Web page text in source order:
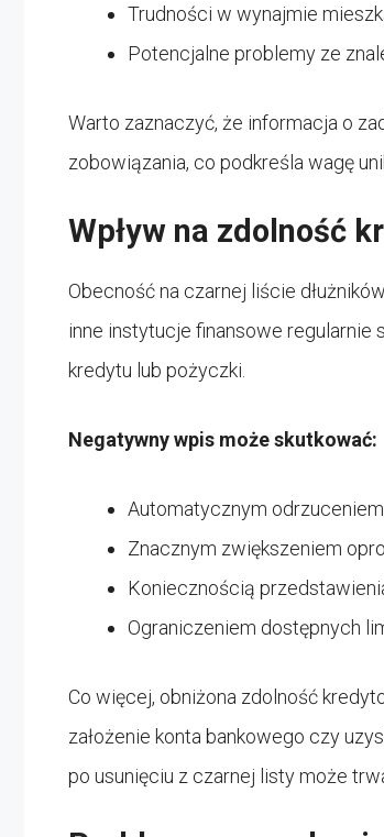
Trudności w wynajmie
Potencjalne problemy ze
Warto zaznaczyć, że informacja o
zobowiązania, co podkreśla wagę
Wpływ na zdolność
Obecność na czarnej liście
inne instytucje finansowe regularnie
kredytu lub pożyczki.
Negatywny wpis może skutkować:
Automatycznym
Znacznym zwiększeniem
Koniecznością
Ograniczeniem dostępnych
Co więcej, obniżona zdolność
założenie konta bankowego czy
po usunięciu z czarnej listy może